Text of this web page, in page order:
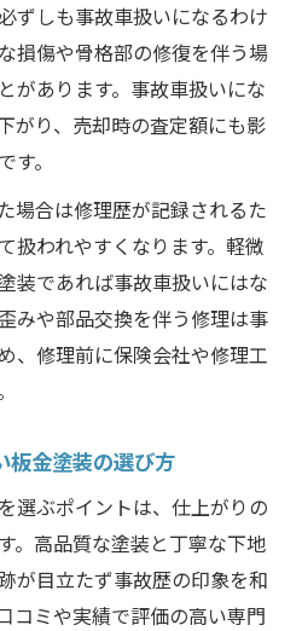
ずしも事故車扱いになるわけ
損傷や骨格部の修復を伴う場
があります。事故車扱いにな
がり、売却時の査定額にも影
。
場合は修理歴が記録されるた
扱われやすくなります。軽微
装であれば事故車扱いにはな
みや部品交換を伴う修理は事
、修理前に保険会社や修理工
板金塗装の選び方
選ぶポイントは、仕上がりの
。高品質な塗装と丁寧な下地
が目立たず事故歴の印象を和
コミや実績で評価の高い専門